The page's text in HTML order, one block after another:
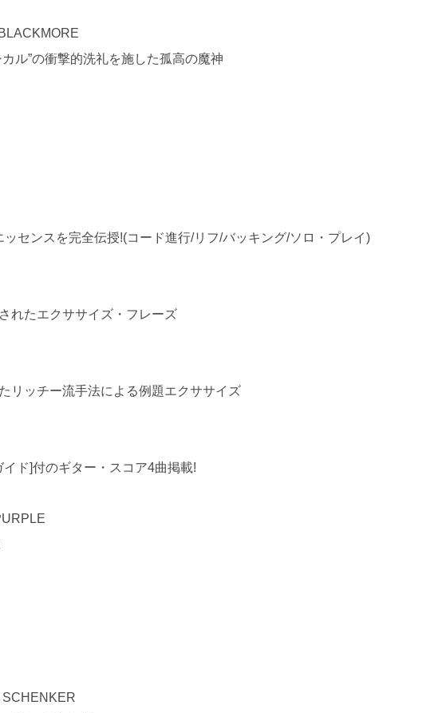
ル”の衝撃的洗礼を施した孤高の魔神
センスを完全伝授!(コード進行/リフ/バッキング/ソロ・プレイ)
れたエクササイズ・フレーズ
リッチー流手法による例題エクササイズ
ド]付のギター・スコア4曲掲載!
SCHENKER